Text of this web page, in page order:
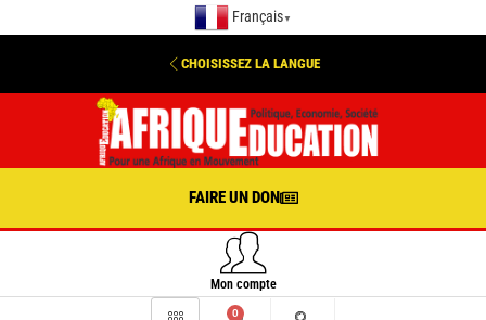
Français ▼
CHOISISSEZ LA LANGUE
FAIRE UN DON
Mon compte
0